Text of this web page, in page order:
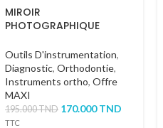
MIROIR
PHOTOGRAPHIQUE
Outils D'instrumentation,
Diagnostic, Orthodontie,
Instruments ortho, Offre
MAXI
195.000TND 170.000TND
TTC